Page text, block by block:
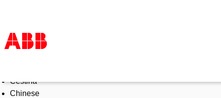
Products & Solutions
Industries
Čeština
Chinese